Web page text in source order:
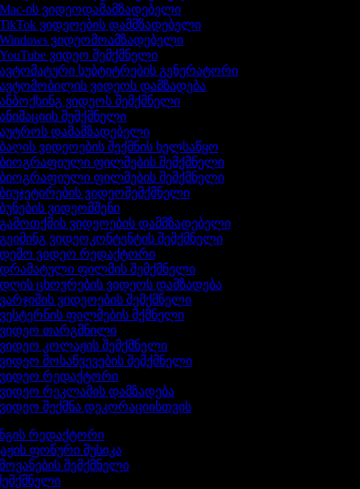
ის ვიდეოდამამზადებელი
ვიდეოების დამმზადებელი
ვიდეომოამზადებელი
ვიდეო შემქმნელი
სუბტიტრების გენერატორი
ვიდეოს დამზადება
ვიდეოს შემქმნელი
შემქმნელი
დამამზადებელი
ვიდეოების შექმნის ხელსაწყო
ფილმების შემქმნელი
ფილმების შემქმნელი
ვიდეოშემქმნელი
ვიდეომშენი
ვიდეოების დამმზადებელი
ვიდეოკონტენტის შემქმნელი
ვიდეო რედაქტორი
ფილმის შემქმნელი
ცხოვრების ვიდეოს დამზადება
ვიდეოების შემქმნელი
ფილმების მქმნელი
თარგმნილი
კოლაჟის შემქმნელი
მოსაწვევების შემქმნელი
რედაქტორი
რეკლამის დამზადება
შექმნა დეკორაციისთვის
რედაქტორი
ფონური მუსიკა
შემქმნელი